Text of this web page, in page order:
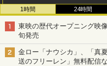
1時間 24時間
東映の歴代オープニング映
旬発売
金ロー「ナウシカ」、「真
送のフリーレン」無料配信